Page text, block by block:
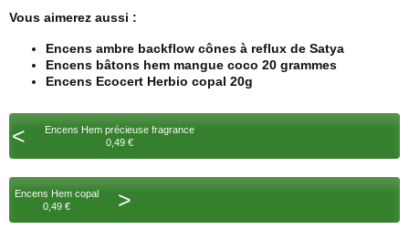
Vous aimerez aussi :
Encens ambre backflow cônes à reflux de Satya
Encens bâtons hem mangue coco 20 grammes
Encens Ecocert Herbio copal 20g
<
Encens Hem précieuse fragrance
0,49 €
Encens Hem copal
0,49 €
>